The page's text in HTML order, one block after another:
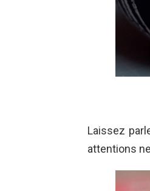
Laissez
attentions